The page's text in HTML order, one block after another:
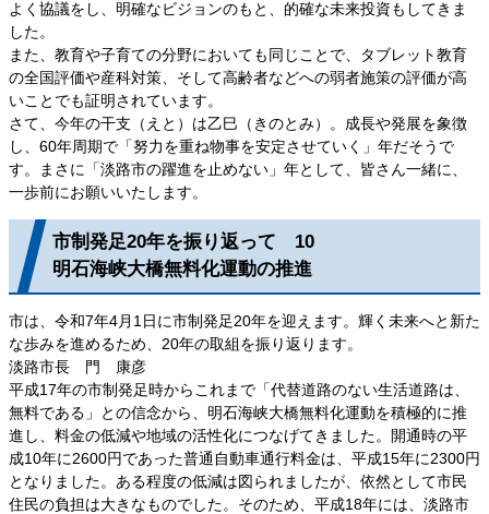
よく協議をし、明確なビジョンのもと、的確な未来投資もしてきま
した。
また、教育や子育ての分野においても同じことで、タブレット教育
の全国評価や産科対策、そして高齢者などへの弱者施策の評価が高
いことでも証明されています。
さて、今年の干支（えと）は乙巳（きのとみ）。成長や発展を象徴
し、60年周期で「努力を重ね物事を安定させていく」年だそうで
す。まさに「淡路市の躍進を止めない」年として、皆さん一緒に、
一歩前にお願いいたします。
市制発足20年を振り返って 10
明石海峡大橋無料化運動の推進
市は、令和7年4月1日に市制発足20年を迎えます。輝く未来へと新た
な歩みを進めるため、20年の取組を振り返ります。
淡路市長 門 康彦
平成17年の市制発足時からこれまで「代替道路のない生活道路は、
無料である」との信念から、明石海峡大橋無料化運動を積極的に推
進し、料金の低減や地域の活性化につなげてきました。開通時の平
成10年に2600円であった普通自動車通行料金は、平成15年に2300円
となりました。ある程度の低減は図られましたが、依然として市民
住民の負担は大きなものでした。そのため、平成18年には、淡路市